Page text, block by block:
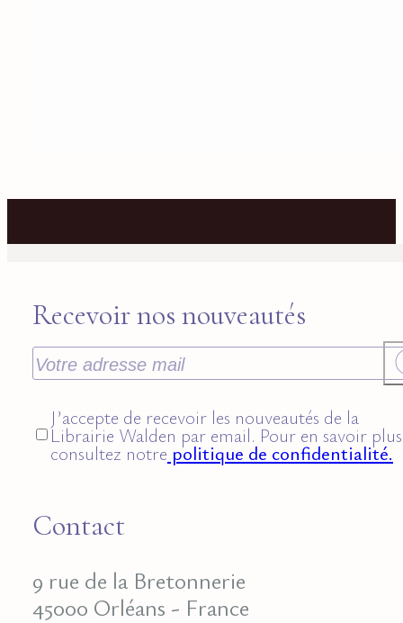
Recevoir nos nouveautés
J’accepte de recevoir les nouveautés de la
Librairie Walden par email. Pour en savoir
consultez notre politique de confidentialité.
Contact
9 rue de la Bretonnerie
45000 Orléans - France